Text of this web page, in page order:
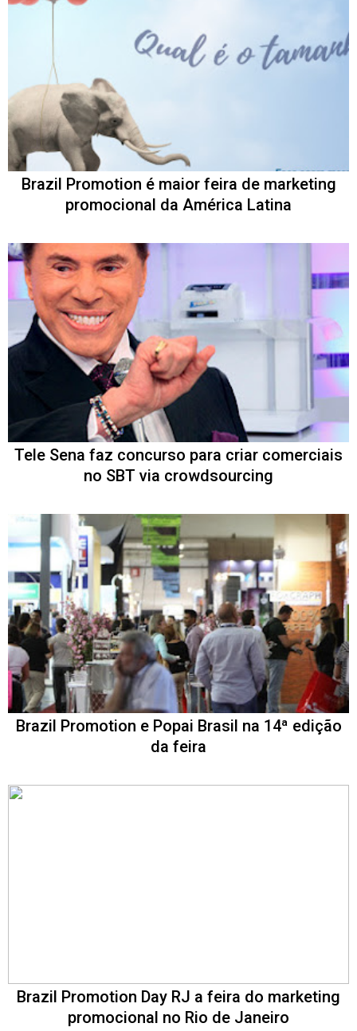
Brazil Promotion é maior feira de marketing
promocional da América Latina
Tele Sena faz concurso para criar comerciais
no SBT via crowdsourcing
Brazil Promotion e Popai Brasil na 14ª edição
da feira
Brazil Promotion Day RJ a feira do marketing
promocional no Rio de Janeiro